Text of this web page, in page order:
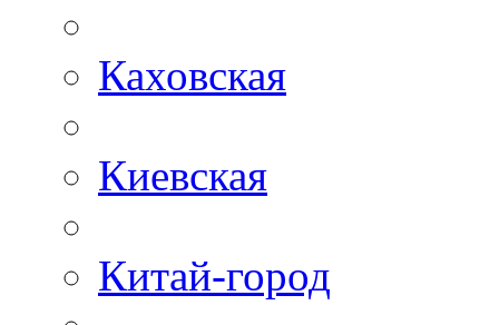
Каховская
Киевская
Китай-город